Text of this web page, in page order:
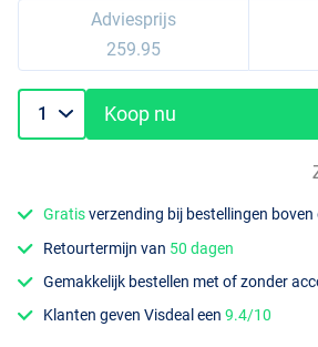
Adviesprijs
259.95
Koop nu
Gratisverzending bij bestellingen boven
Retourtermijn van 50 dagen
Gemakkelijk bestellen met of zonder
Klanten geven Visdeal een9.4/10